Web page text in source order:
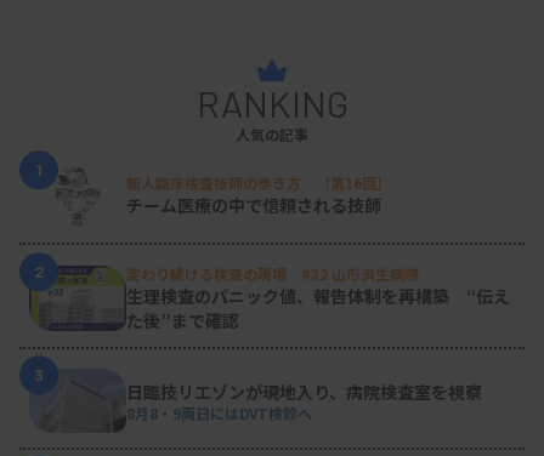
「結果解釈の正確性」を共有し、適切な使用と信頼
性の確保を図る必要があります。そしてQCや業務
日誌を看護師主導で管理し、臨床検査部の年次監査
で改善を繰り返すことで、機器管理の標準化と診療
の安全性向上につながります。小さな取り組みから
でも、標準化と可視化、教育を重ねていけば、
POCTは診療に大きな安全性と臨床的価値をもたら
すものと強く確信しています。
※MTJ本紙 2025年11月21日号に掲載したものです
RANKING
人気の記事
1
新人臨床検査技師の歩き方 ［第16回］
チーム医療の中で信頼される技師
2 変わり続ける検査の現場 #32 山形済生病院
生理検査のパニック値、報告体制を再構築 “伝え
た後”まで確認
3
日臨技リエゾンが現地入り、病院検査室を視察
8月8・9両日にはDVT検診へ